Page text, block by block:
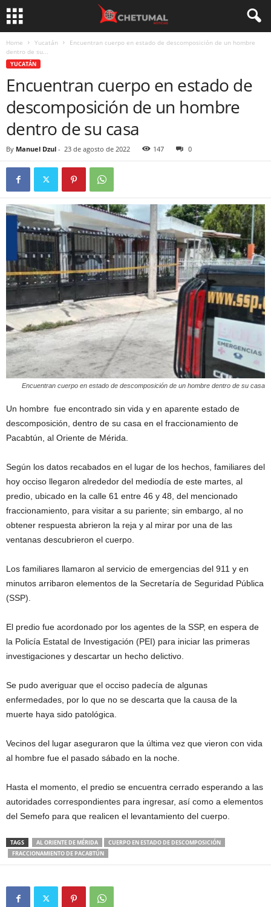
Home Yucatán
Encuentran cuerpo en estado de descomposición de un hombre
dentro de su...
YUCATÁN
Encuentran cuerpo en estado de
descomposición de un hombre
dentro de su casa
By Manuel Dzul - 23 de agosto de 2022 147 0
Encuentran cuerpo en estado de descomposición de un hombre dentro de su casa
Un hombre fue encontrado sin vida y en aparente estado de
descomposición, dentro de su casa en el fraccionamiento de
Pacabtún, al Oriente de Mérida.
Según los datos recabados en el lugar de los hechos, familiares del
hoy occiso llegaron alrededor del mediodía de este martes, al
predio, ubicado en la calle 61 entre 46 y 48, del mencionado
fraccionamiento, para visitar a su pariente; sin embargo, al no
obtener respuesta abrieron la reja y al mirar por una de las
ventanas descubrieron el cuerpo.
Los familiares llamaron al servicio de emergencias del 911 y en
minutos arribaron elementos de la Secretaría de Seguridad Pública
(SSP).
El predio fue acordonado por los agentes de la SSP, en espera de
la Policía Estatal de Investigación (PEI) para iniciar las primeras
investigaciones y descartar un hecho delictivo.
Se pudo averiguar que el occiso padecía de algunas
enfermedades, por lo que no se descarta que la causa de la
muerte haya sido patológica.
Vecinos del lugar aseguraron que la última vez que vieron con vida
al hombre fue el pasado sábado en la noche.
Hasta el momento, el predio se encuentra cerrado esperando a las
autoridades correspondientes para ingresar, así como a elementos
del Semefo para que realicen el levantamiento del cuerpo.
TAGS AL ORIENTE DE MÉRIDA
CUERPO EN ESTADO DE DESCOMPOSICIÓN
FRACCIONAMIENTO DE PACABTÚN